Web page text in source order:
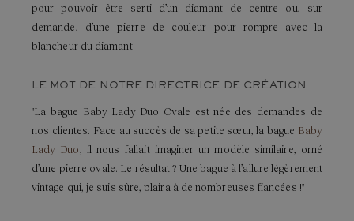
pour pouvoir être serti d’un diamant de centre ou, sur
demande, d’une pierre de couleur pour rompre avec la
blancheur du diamant.
LE MOT DE NOTRE DIRECTRICE DE CRÉATION
"La bague Baby Lady Duo Ovale est née des demandes de
nos clientes. Face au succès de sa petite sœur, la bague Baby
Lady Duo, il nous fallait imaginer un modèle similaire, orné
d’une pierre ovale. Le résultat ? Une bague à l’allure légèrement
vintage qui, je suis sûre, plaira à de nombreuses fiancées !"